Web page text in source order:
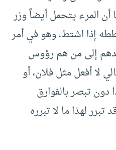
أن المرء يتحمل أيضاً وزر
إذا اشتط، وهو في أمر
إلى من هم رؤوس
لا أفعل مثل فلان، أو
تبصر بالفوارق
تبرر لهذا ما لا تبرره